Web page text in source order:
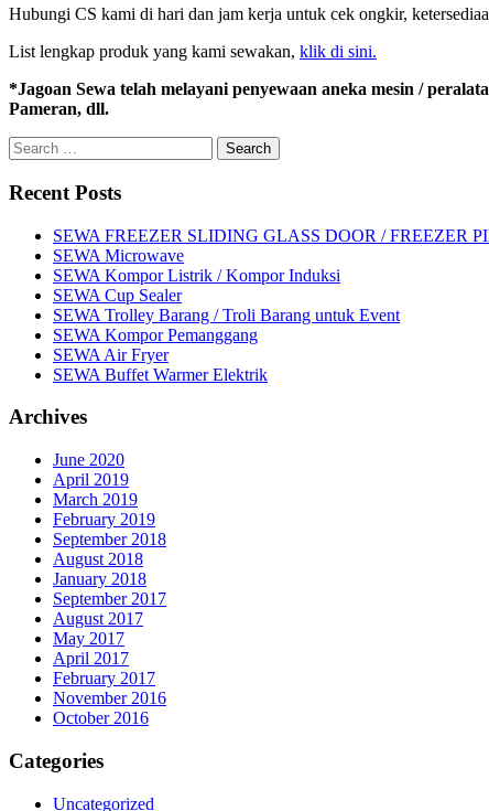
Hubungi CS kami di hari dan jam kerja untuk cek ongkir,
List lengkap produk yang kami sewakan, klik di sini.
*Jagoan Sewa telah melayani penyewaan aneka mesin /
Pameran, dll.
Search
for:
Recent Posts
SEWA FREEZER SLIDING GLASS DOOR / FREEZER
SEWA Microwave
SEWA Kompor Listrik / Kompor Induksi
SEWA Cup Sealer
SEWA Trolley Barang / Troli Barang untuk Event
SEWA Kompor Pemanggang
SEWA Air Fryer
SEWA Buffet Warmer Elektrik
Archives
June 2020
April 2019
March 2019
February 2019
September 2018
August 2018
January 2018
September 2017
August 2017
May 2017
April 2017
February 2017
November 2016
October 2016
Categories
Uncategorized